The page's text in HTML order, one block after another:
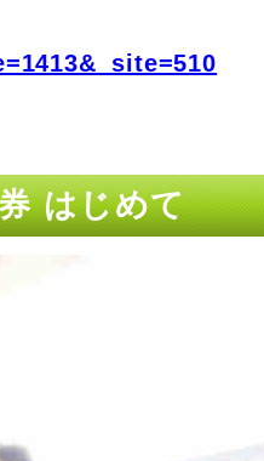
はじめて